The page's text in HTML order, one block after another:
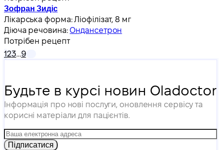
Зофран Зидіс
Лікарська форма:Ліофілізат, 8 мг
Діюча речовина:Ондансетрон
Потрібен рецепт
123…9
Будьте в курсі новин Oladoctor
Інформація про нові послуги, оновлення сервісу та
корисні матеріали для пацієнтів.
Підписатися